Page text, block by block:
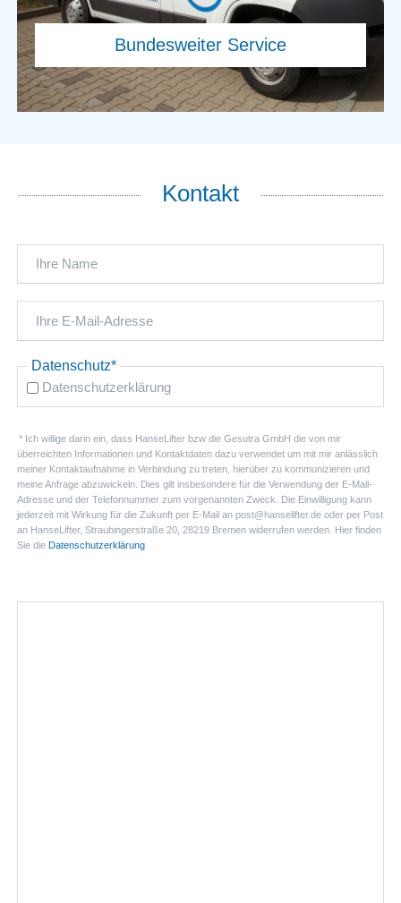
Kontakt
Pflichtfeld
Datenschutz*
Datenschutzerklärung
* Ich willige darin ein, dass HanseLifter bzw die Gesutra GmbH die von mir
überreichten Informationen und Kontaktdaten dazu verwendet um mit mir anlässlich
meiner Kontaktaufnahme in Verbindung zu treten, hierüber zu kommunizieren und
meine Anfrage abzuwickeln. Dies gilt insbesondere für die Verwendung der E-Mail-
Adresse und der Telefonnummer zum vorgenannten Zweck. Die Einwilligung kann
jederzeit mit Wirkung für die Zukunft per E-Mail an post@hanselifter.de oder per Post
an HanseLifter, Straubingerstraße 20, 28219 Bremen widerrufen werden. Hier finden
Sie die Datenschutzerklärung